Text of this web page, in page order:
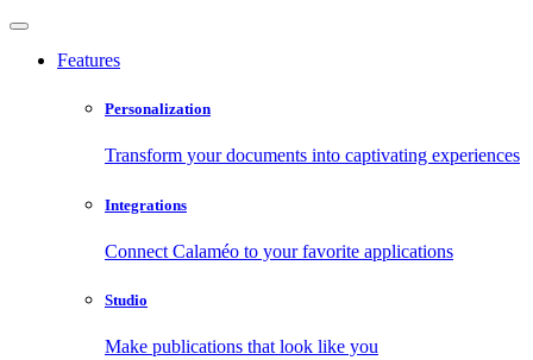
Features
Personalization
Transform your documents into captivating experiences
Integrations
Connect Calaméo to your favorite applications
Studio
Make publications that look like you